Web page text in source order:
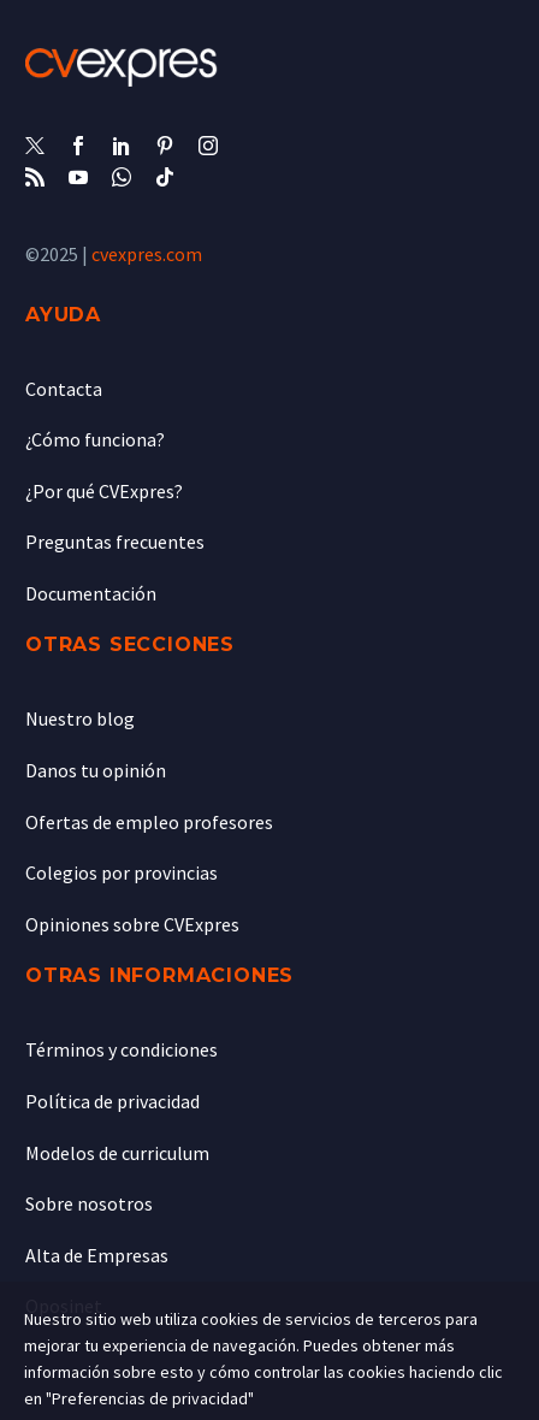
©2025 | cvexpres.com
AYUDA
Contacta
¿Cómo funciona?
¿Por qué CVExpres?
Preguntas frecuentes
Documentación
OTRAS SECCIONES
Nuestro blog
Danos tu opinión
Ofertas de empleo profesores
Colegios por provincias
Opiniones sobre CVExpres
OTRAS INFORMACIONES
Términos y condiciones
Política de privacidad
Modelos de curriculum
Sobre nosotros
Alta de Empresas
Nuestro sitio web utiliza cookies de servicios de terceros para
mejorar tu experiencia de navegación. Puedes obtener más
información sobre esto y cómo controlar las cookies haciendo clic
en "Preferencias de privacidad"